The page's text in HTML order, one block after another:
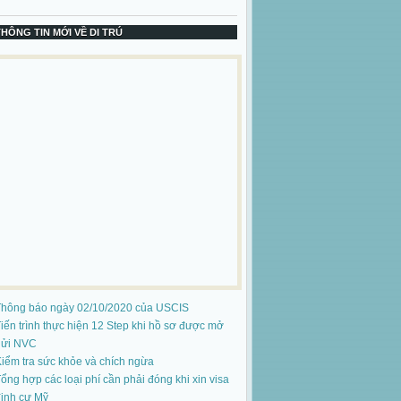
TIN MỚI VỀ DI TRÚ
báo ngày 02/10/2020 của USCIS
trình thực hiện 12 Step khi hồ sơ được mở
NVC
tra sức khỏe và chích ngừa
hợp các loại phí cần phải đóng khi xin visa
cư Mỹ